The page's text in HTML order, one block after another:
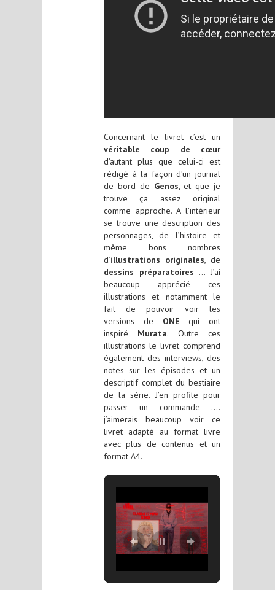
Concernant le livret c’est un
véritable coup de cœur
d’autant plus que celui-ci est
rédigé à la façon d’un journal
de bord de Genos, et que je
trouve ça assez original
comme approche. A l’intérieur
se trouve une description des
personnages, de l’histoire et
même bons nombres
d’illustrations originales, de
dessins préparatoires … J’ai
beaucoup apprécié ces
illustrations et notamment le
fait de pouvoir voir les
versions de ONE qui ont
inspiré Murata. Outre ces
illustrations le livret comprend
également des interviews, des
notes sur les épisodes et un
descriptif complet du bestiaire
de la série. J’en profite pour
passer un commande ….
j’aimerais beaucoup voir ce
livret adapté au format livre
avec plus de contenus et un
format A4.